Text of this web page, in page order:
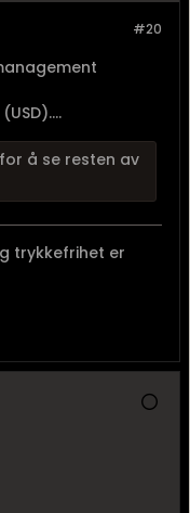
#20
for å se resten av
trykkefrihet er